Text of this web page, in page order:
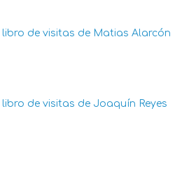
libro de visitas de Matias Alarcón
libro de visitas de Joaquín Reyes